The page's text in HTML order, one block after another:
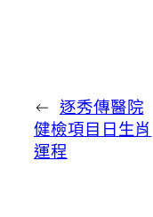
← 逐秀傳醫院
健檢項目日生肖
運程